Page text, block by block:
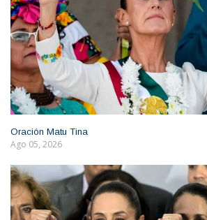
Oración Matu Tina
Ago 05, 2026